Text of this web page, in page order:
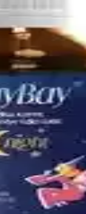
Güvenilir
hijyen sağlar, çok
ve
sağlıklı
Ergonomik
ve ergonomik
ve
tahrişi
Güvenli